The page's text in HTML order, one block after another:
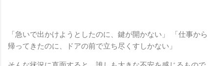
「急いで出かけようとしたのに、鍵が開かない」 「仕事から
帰ってきたのに、ドアの前で立ち尽くすしかない」